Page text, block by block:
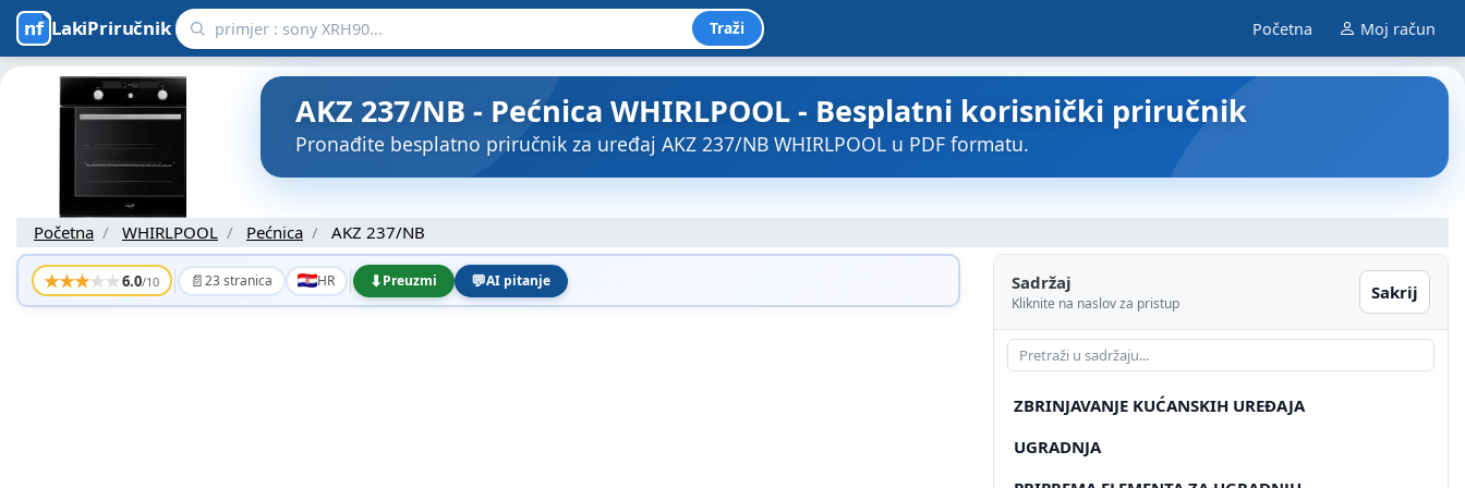
LakiPriručnik Traži Početna Moj račun
AKZ 237/NB - Pećnica WHIRLPOOL - Besplatni korisnički priručnik
Pronađite besplatno priručnik za uređaj AKZ 237/NB WHIRLPOOL u PDF formatu.
Početna WHIRLPOOL Pećnica AKZ 237/NB
★★★★★6.0/10 📄23 stranica HR ⬇Preuzmi 💬AI pitanje Sadržaj
Kliknite na naslov za pristup
Sakrij
ZBRINJAVANJE KUĆANSKIH UREĐAJA
UGRADNJA